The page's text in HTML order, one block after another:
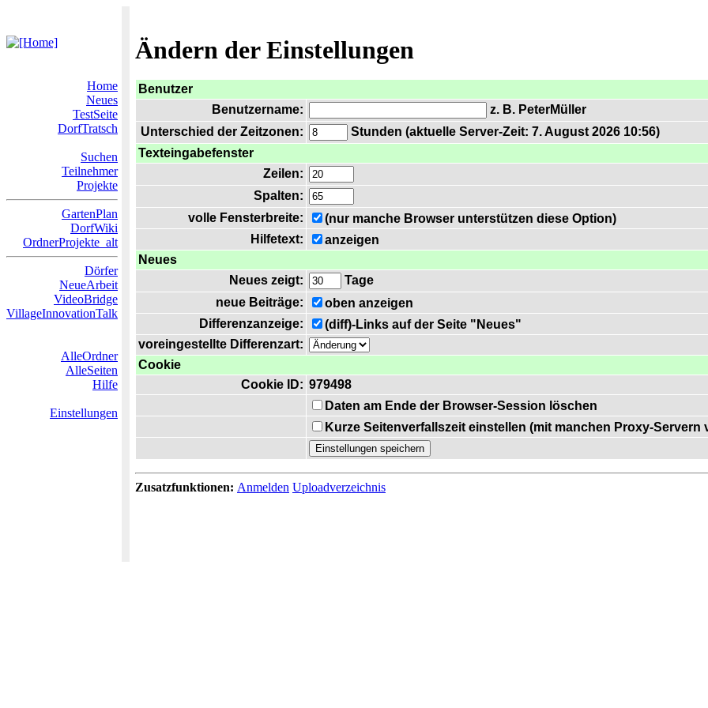
Ändern der Einstellungen
Home
Neues
TestSeite
DorfTratsch
Suchen
Teilnehmer
Projekte
GartenPlan
DorfWiki
OrdnerProjekte_alt
Dörfer
NeueArbeit
VideoBridge
VillageInnovationTalk
AlleOrdner
AlleSeiten
Hilfe
Einstellungen
Benutzer
Benutzername:
z. B. PeterMüller
Unterschied der Zeitzonen:
Stunden (aktuelle Server-Zeit: 7. August 2026 10:56)
Texteingabefenster
Zeilen:
Spalten:
volle Fensterbreite:
(nur manche Browser unterstützen diese Option)
Hilfetext:
anzeigen
Neues
Neues zeigt:
Tage
neue Beiträge:
oben anzeigen
Differenzanzeige:
(diff)-Links auf der Seite "Neues"
voreingestellte Differenzart:
Cookie
Cookie ID: 979498
Daten am Ende der Browser-Session löschen
Kurze Seitenverfallszeit einstellen (mit manchen Proxy-Servern
Zusatzfunktionen: Anmelden Uploadverzeichnis